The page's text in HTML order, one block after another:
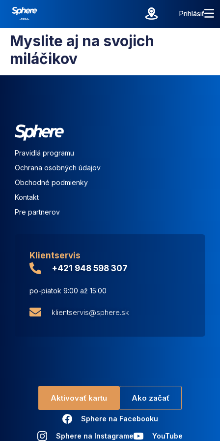
Prihlásiť
Prihlásiť
Myslite aj na svojich
miláčikov
Klientservis
+421 948 598 307
po-piatok 9:00 až 15:00
klientservis@sphere.sk
Pravidlá programu
Ochrana osobných údajov
Obchodné podmienky
Kontakt
Pre partnerov
Aktivovať kartu Ako začať
Sphere na Facebooku
Sphere na Instagrame YouTube